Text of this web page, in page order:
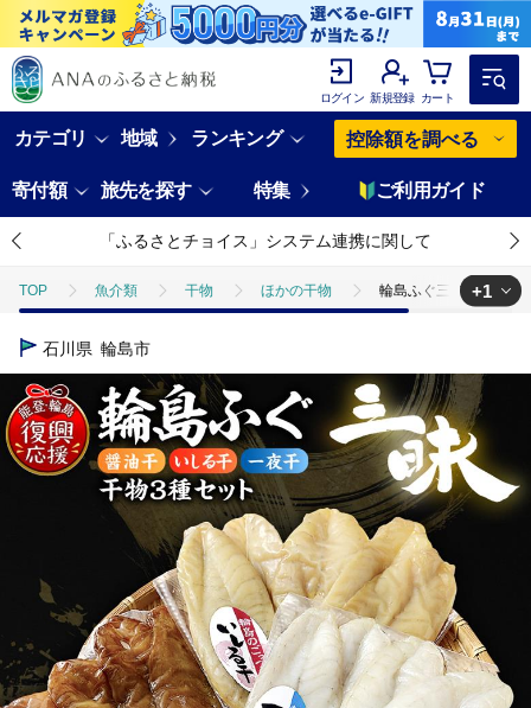
ログイン 新規登録 カート
カテゴリ 地域 ランキング 控除額を調べる
寄付額 旅先を探す 特集 ご利用ガイド
「ふるさとチョイス」システム連携に関して
TOP 魚介類 干物 ほかの干物 輪島ふぐ三昧（干物、
TOP
+1
石川県 輪島市